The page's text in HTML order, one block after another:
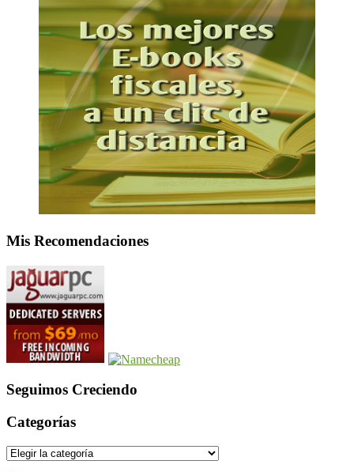
Mis Recomendaciones
Seguimos Creciendo
Categorías